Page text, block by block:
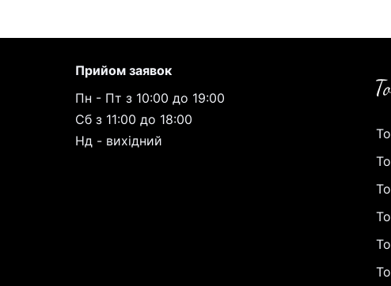
Прийом заявок
Пн - Пт з 10:00 до 19:00
Сб з 11:00 до 18:00
Нд - вихідний